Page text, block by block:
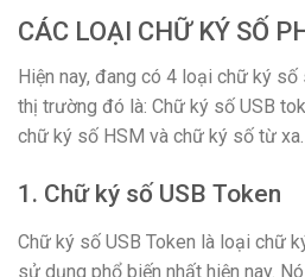
CÁC LOẠI CHỮ KÝ SỐ
Hiện nay, đang có 4 loại chữ ký
thị trường đó là: Chữ ký số USB
chữ ký số HSM và chữ ký số từ xa.
1. Chữ ký số USB Token
Chữ ký số USB Token là loại chữ
sử dụng phổ biến nhất hiện nay.